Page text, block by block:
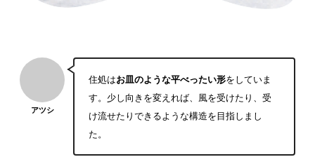
アツシ
住処はお皿のような平べったい形をしていま
す。少し向きを変えれば、風を受けたり、受
け流せたりできるような構造を目指しまし
た。